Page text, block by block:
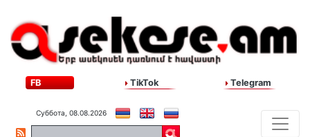
FB TikTok Telegram
Суббота, 08.08.2026